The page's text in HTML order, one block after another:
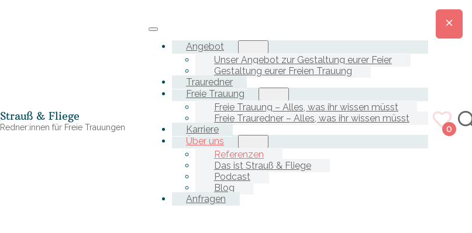
Strauß & Fliege
Redner:innen für Freie Trauungen
Angebot
Unser Angebot zur Gestaltung eurer Feier
Gestaltung eurer Freien Trauung
Trauredner
Freie Trauung
Freie Trauung – Alles, was ihr wissen müsst
Freie Trauredner – Alles, was ihr wissen müsst
Karriere
Über uns
Referenzen
Das ist Strauß & Fliege
Podcast
Blog
Anfragen
0